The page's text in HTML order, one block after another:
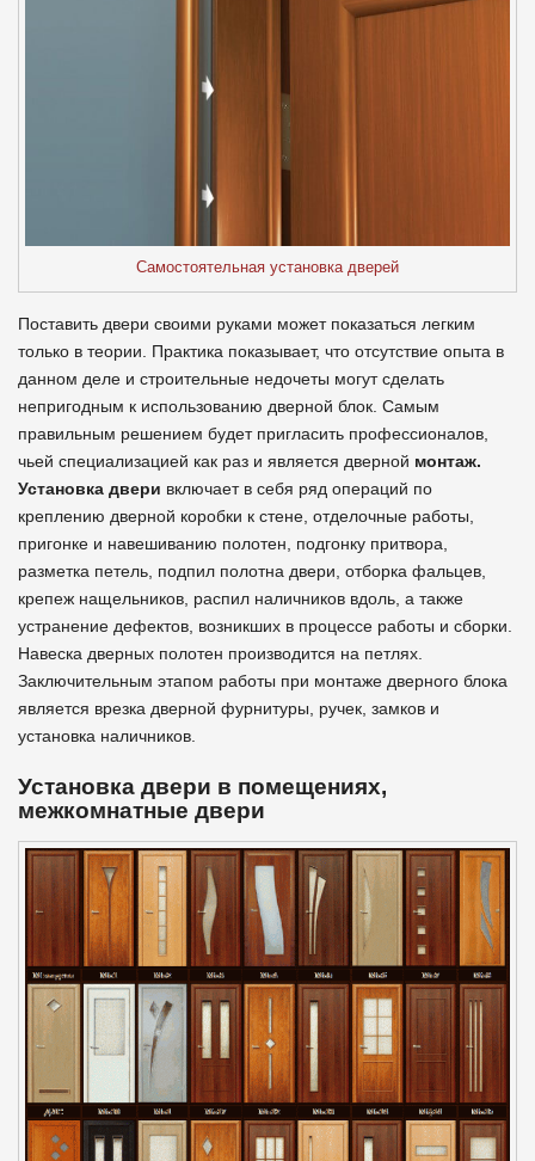
Самостоятельная установка дверей
Поставить двери своими руками может показаться легким
только в теории. Практика показывает, что отсутствие опыта в
данном деле и строительные недочеты могут сделать
непригодным к использованию дверной блок. Самым
правильным решением будет пригласить профессионалов,
чьей специализацией как раз и является дверной монтаж.
Установка двери включает в себя ряд операций по
креплению дверной коробки к стене, отделочные работы,
пригонке и навешиванию полотен, подгонку притвора,
разметка петель, подпил полотна двери, отборка фальцев,
крепеж нащельников, распил наличников вдоль, а также
устранение дефектов, возникших в процессе работы и сборки.
Навеска дверных полотен производится на петлях.
Заключительным этапом работы при монтаже дверного блока
является врезка дверной фурнитуры, ручек, замков и
установка наличников.
Установка двери в помещениях,
межкомнатные двери